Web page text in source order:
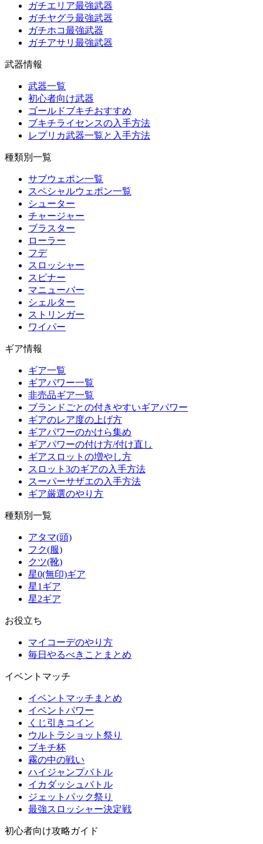
ガチエリア最強武器
ガチヤグラ最強武器
ガチホコ最強武器
ガチアサリ最強武器
武器情報
武器一覧
初心者向け武器
ゴールドブキチおすすめ
ブキチライセンスの入手方法
レプリカ武器一覧と入手方法
種類別一覧
サブウェポン一覧
スペシャルウェポン一覧
シューター
チャージャー
ブラスター
ローラー
フデ
スロッシャー
スピナー
マニューバー
シェルター
ストリンガー
ワイパー
ギア情報
ギア一覧
ギアパワー一覧
非売品ギア一覧
ブランドごとの付きやすいギアパワー
ギアのレア度の上げ方
ギアパワーのかけら集め
ギアパワーの付け方/付け直し
ギアスロットの増やし方
スロット3のギアの入手方法
スーパーサザエの入手方法
ギア厳選のやり方
種類別一覧
アタマ(頭)
フク(服)
クツ(靴)
星0(無印)ギア
星1ギア
星2ギア
お役立ち
マイコーデのやり方
毎日やるべきことまとめ
イベントマッチ
イベントマッチまとめ
イベントパワー
くじ引きコイン
ウルトラショット祭り
ブキチ杯
霧の中の戦い
ハイジャンプバトル
イカダッシュバトル
ジェットパック祭り
最強スロッシャー決定戦
初心者向け攻略ガイド